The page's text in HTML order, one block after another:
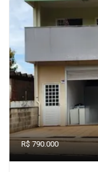
R$ 790.000